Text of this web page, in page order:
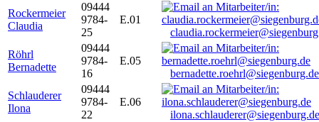
Rockermeier
Claudia
09444
9784-
25
E.01
Röhrl
Bernadette
09444
9784-
16
E.05
bernadette.roehrl@siegenburg.de
Schlauderer
Ilona
09444
9784-
22
E.06
ilona.schlauderer@siegenburg.de